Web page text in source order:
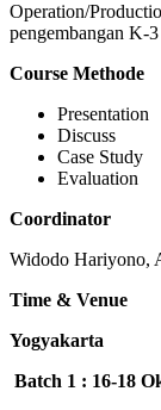
Operation/
pengembangan K-
Course Methode
Presentation
Discuss
Case Study
Evaluation
Coordinator
Widodo Hariyono,
Time & Venue
Yogyakarta
Batch 1 : 16-18